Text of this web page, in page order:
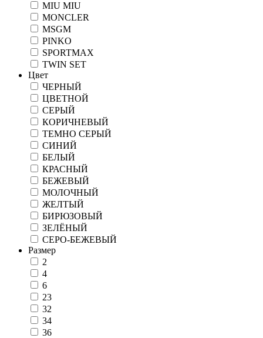
MIU MIU
MONCLER
MSGM
PINKO
SPORTMAX
TWIN SET
Цвет
ЧЕРНЫЙ
ЦВЕТНОЙ
СЕРЫЙ
КОРИЧНЕВЫЙ
ТЕМНО СЕРЫЙ
СИНИЙ
БЕЛЫЙ
КРАСНЫЙ
БЕЖЕВЫЙ
МОЛОЧНЫЙ
ЖЕЛТЫЙ
БИРЮЗОВЫЙ
ЗЕЛЁНЫЙ
СЕРО-БЕЖЕВЫЙ
Размер
2
4
6
23
32
34
36